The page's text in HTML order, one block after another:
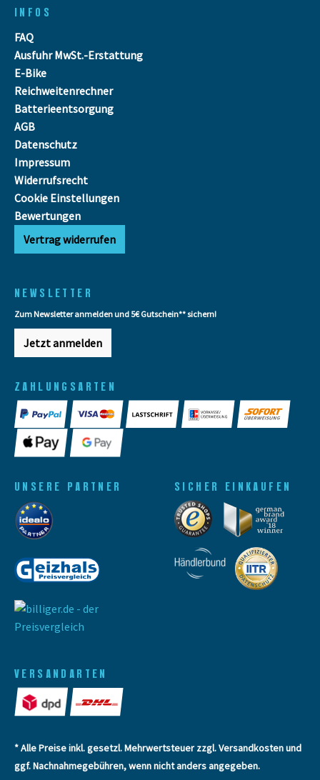
INFOS
FAQ
Ausfuhr MwSt.-Erstattung
E-Bike
Reichweitenrechner
Batterieentsorgung
AGB
Datenschutz
Impressum
Widerrufsrecht
Cookie Einstellungen
Bewertungen
Vertrag widerrufen
NEWSLETTER
Zum Newsletter anmelden und 5€ Gutschein** sichern!
Jetzt anmelden
ZAHLUNGSARTEN
VERSANDARTEN
UNSERE PARTNER SICHER EINKAUFEN
* Alle Preise inkl. gesetzl. Mehrwertsteuer zzgl.Versandkostenund
ggf. Nachnahmegebühren, wenn nicht anders angegeben.